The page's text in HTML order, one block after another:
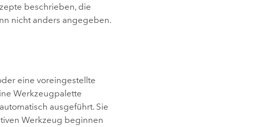
beschrieben, die
nicht anders angegeben.
eine voreingestellte
Werkzeugpalette
ausgeführt. Sie
Werkzeug beginnen